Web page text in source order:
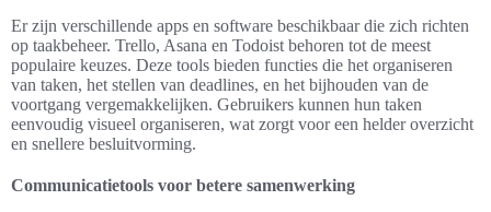
Er zijn verschillende apps en software beschikbaar die zich richten
op taakbeheer. Trello, Asana en Todoist behoren tot de meest
populaire keuzes. Deze tools bieden functies die het organiseren
van taken, het stellen van deadlines, en het bijhouden van de
voortgang vergemakkelijken. Gebruikers kunnen hun taken
eenvoudig visueel organiseren, wat zorgt voor een helder overzicht
en snellere besluitvorming.
Communicatietools voor betere samenwerking